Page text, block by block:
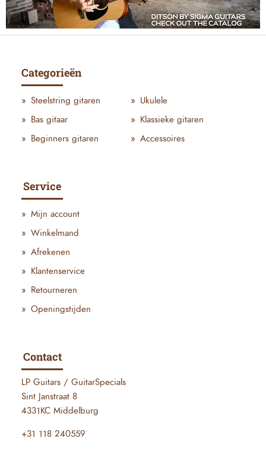
Categorieën
Steelstring gitaren
Ukulele
Bas gitaar
Klassieke gitaren
Beginners gitaren
Accessoires
Service
Mijn account
Winkelmand
Afrekenen
Klantenservice
Retourneren
Openingstijden
Contact
LP Guitars / GuitarSpecials
Sint Janstraat 8
4331KC Middelburg
+31 118 240559